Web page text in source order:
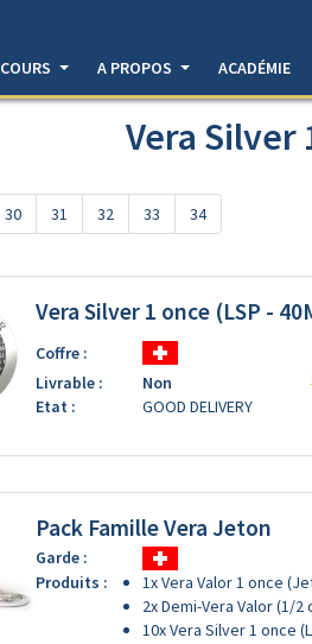
COURS A PROPOS ACADÉMIE
Vera Silver
30 31 32 33 34
Vera Silver 1 once (LSP -
Coffre :
Livrable :
Non
Etat :
GOOD DELIVERY
Pack Famille Vera Jeton
Garde :
Produits :
1x Vera Valor 1 once
2x Demi-Vera Valor (1/2
10x Vera Silver 1 once